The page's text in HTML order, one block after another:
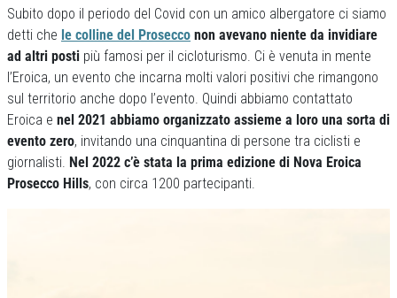
Subito dopo il periodo del Covid con un amico albergatore ci siamo
detti che le colline del Prosecco non avevano niente da invidiare
ad altri posti più famosi per il cicloturismo. Ci è venuta in mente
l’Eroica, un evento che incarna molti valori positivi che rimangono
sul territorio anche dopo l’evento. Quindi abbiamo contattato
Eroica e nel 2021 abbiamo organizzato assieme a loro una sorta di
evento zero, invitando una cinquantina di persone tra ciclisti e
giornalisti. Nel 2022 c’è stata la prima edizione di Nova Eroica
Prosecco Hills, con circa 1200 partecipanti.